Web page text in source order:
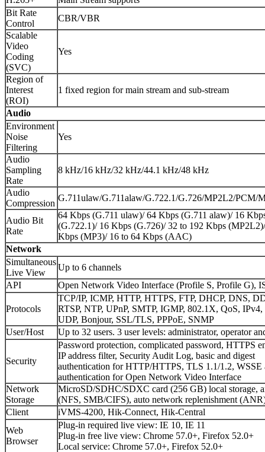
Bit Rate
Control
CBR/VBR
Scalable
Video
Coding
(SVC)
Yes
Region of
Interest
(ROI)
1 fixed region for main stream and sub-stream
Audio
Environment
Noise
Filtering
Yes
Audio
Sampling
Rate
8 kHz/16 kHz/32 kHz/44.1 kHz/48 kHz
Audio
Compression
G.711ulaw/G.711alaw/G.722.1/G.726/MP2L2/PCM/
Audio Bit
Rate
64 Kbps (G.711 ulaw)/ 64 Kbps (G.711 alaw)/ 16
(G.722.1)/ 16 Kbps (G.726)/ 32 to 192 Kbps
Kbps (MP3)/ 16 to 64 Kbps (AAC)
Network
Simultaneous
Live View
Up to 6 channels
API
Open Network Video Interface (Profile S, Profile G),
Protocols
TCP/IP, ICMP, HTTP, HTTPS, FTP, DHCP, DNS,
RTSP, NTP, UPnP, SMTP, IGMP, 802.1X, QoS,
UDP, Bonjour, SSL/TLS, PPPoE, SNMP
User/Host
Up to 32 users. 3 user levels: administrator, operator
Security
Password protection, complicated password, HTTPS
IP address filter, Security Audit Log, basic and digest
authentication for HTTP/HTTPS, TLS 1.1/1.2, WSSE
authentication for Open Network Video Interface
Network
Storage
MicroSD/SDHC/SDXC card (256 GB) local storage,
(NFS, SMB/CIFS), auto network replenishment
Client
iVMS-4200, Hik-Connect, Hik-Central
Web
Browser
Plug-in required live view: IE 10, IE 11
Plug-in free live view: Chrome 57.0+, Firefox 52.0+
Local service: Chrome 57.0+, Firefox 52.0+